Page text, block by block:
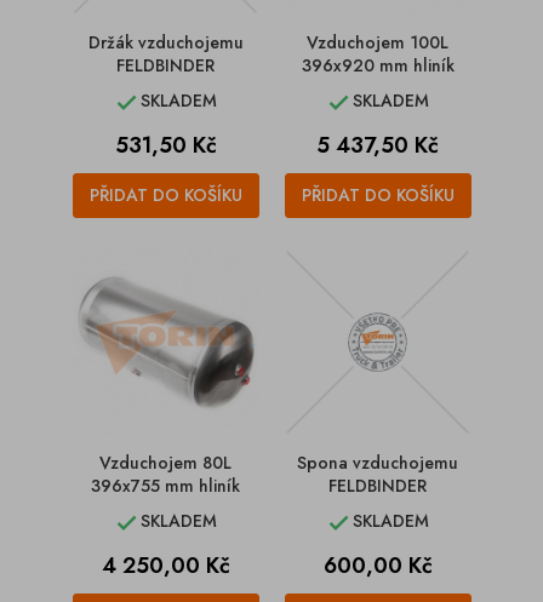
Držák vzduchojemu
FELDBINDER
SKLADEM
Cena
531,50 Kč
PŘIDAT DO KOŠÍKU
Vzduchojem 100L
396x920 mm hliník
SKLADEM
Cena
5 437,50 Kč
PŘIDAT DO KOŠÍKU
Vzduchojem 80L
396x755 mm hliník
SKLADEM
Cena
4 250,00 Kč
Spona vzduchojemu
FELDBINDER
SKLADEM
Cena
600,00 Kč